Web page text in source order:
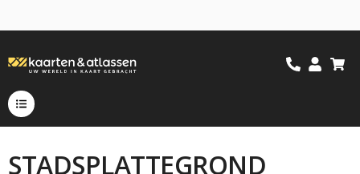
STADSPLATTEGROND